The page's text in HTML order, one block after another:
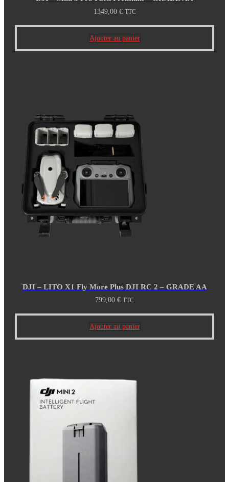
1349,00 € TTC
Ajouter au panier
DJI – LITO X1 Fly More Plus DJI RC 2 – GRADE AA
799,00 € TTC
Ajouter au panier